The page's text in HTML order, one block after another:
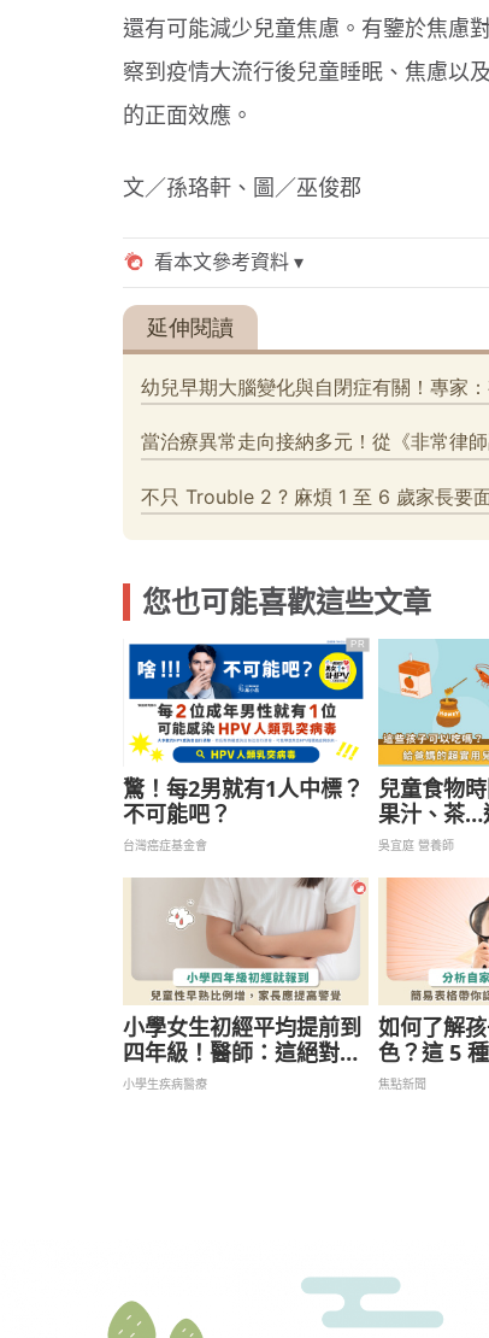
還有可能減少兒童焦慮。有鑒於焦慮
察到疫情大流行後兒童睡眠、焦慮以
的正面效應。
文／孫珞軒、圖／巫俊郡
您也可能喜歡這些文章
PR
驚！每2男就有1人中標？
不可能吧？
台灣癌症基金會
兒童食物
果汁、茶…
幾歲才能吃
吳宜庭 營養師
小學女生初經平均提前到
四年級！醫師：這絕對不
正常
小學生疾病醫療
如何了解
色？這 5
好觀察！
焦點新聞